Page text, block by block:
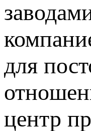
для
центр